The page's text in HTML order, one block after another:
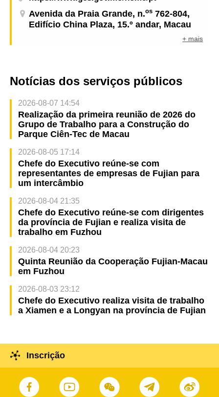
Avenida da Praia Grande, n.os 762-804,
Edifício China Plaza, 15.º andar, Macau
+ mais
Notícias dos serviços públicos
2026-08-07 14:54
Realização da primeira reunião de 2026 do
Grupo de Trabalho para a Construção do
Parque Ciên-Tec de Macau
2026-08-05 17:14
Chefe do Executivo reúne-se com
representantes de empresas de Fujian para
um intercâmbio
2026-08-04 21:35
Chefe do Executivo reúne-se com dirigentes
da província de Fujian e realiza visita de
trabalho em Fuzhou
2026-08-04 20:23
Quinta Reunião da Cooperação Fujian-Macau
em Fuzhou
2026-08-03 23:12
Chefe do Executivo realiza visita de trabalho
a Xiamen e a Longyan na província de Fujian
Inscrição